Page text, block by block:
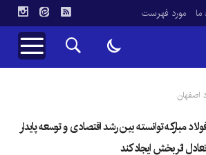
ما مورد فهرست
اصفهان
فولاد مبارکه توانسته بین رشد اقتصادی و توسعه پایدار
تعادل اثربخش ایجاد کند